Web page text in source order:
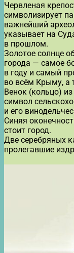
Червленая
символизирует
важнейший
указывает на
в прошлом.
Золотое солнце
города — самое
в году и самый
во всём Крыму, а
Венок (кольцо)
символ
и его
Синяя
стоит город.
Две серебряных
пролегавшие